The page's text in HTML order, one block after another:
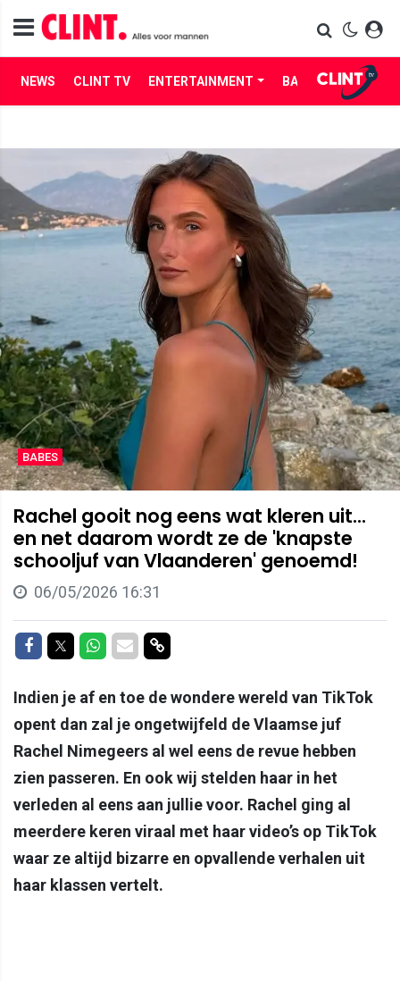
NEWS CLINT TV ENTERTAINMENT BABES LIFE
BABES
Rachel gooit nog eens wat kleren uit...
en net daarom wordt ze de 'knapste
schooljuf van Vlaanderen' genoemd!
06/05/2026 16:31
Delen op Facebook
Delen op Twitter
Delen op Whatsapp
Delen via Mail
Delen via link
Indien je af en toe de wondere wereld van TikTok
opent dan zal je ongetwijfeld de Vlaamse juf
Rachel Nimegeers al wel eens de revue hebben
zien passeren. En ook wij stelden haar in het
verleden al eens aan jullie voor. Rachel ging al
meerdere keren viraal met haar video’s op TikTok
waar ze altijd bizarre en opvallende verhalen uit
haar klassen vertelt.